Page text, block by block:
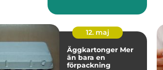
12. maj
Äggkartonger Mer
än bara en
förpackning